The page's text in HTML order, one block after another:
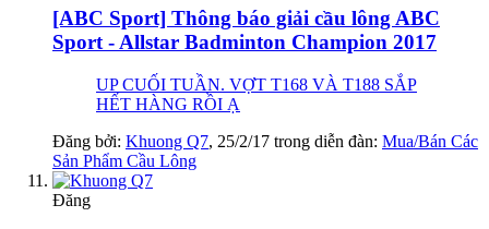
[ABC Sport] Thông báo giải cầu lông ABC
Sport - Allstar Badminton Champion 2017
UP CUỐI TUẦN. VỢT T168 VÀ T188 SẮP
HẾT HÀNG RỒI Ạ
Đăng bởi: Khuong Q7, 25/2/17 trong diễn đàn: Mua/Bán Các
Sản Phẩm Cầu Lông
Đăng